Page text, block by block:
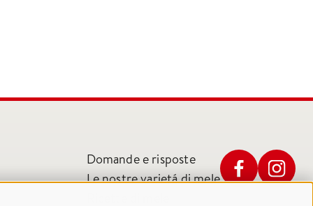
Domande e risposte
Le nostre varietá di mele